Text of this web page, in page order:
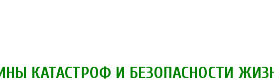
КАТАСТРОФ И БЕЗОПАСНОСТИ